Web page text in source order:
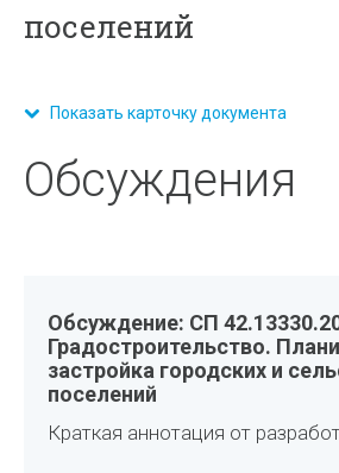
поселений
Показать карточку документа
Обсуждения
Обсуждение: СП
Градостроительство.
застройка городских и
поселений
Краткая аннотация от